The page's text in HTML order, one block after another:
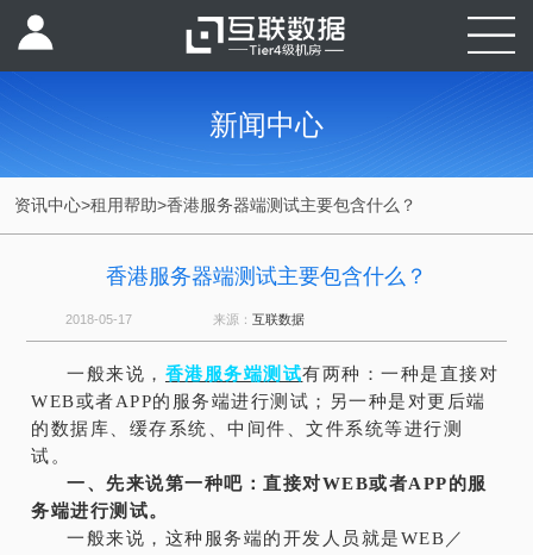
新闻中心
资讯中心>租用帮助>香港服务器端测试主要包含什么？
香港服务器端测试主要包含什么？
2018-05-17 来源： 互联数据
一般来说， 香港服务端测试有两种：一种是直接对
WEB或者APP的服务端进行测试；另一种是对更后端
的数据库、缓存系统、中间件、文件系统等进行测
试。
一、先来说第一种吧：直接对WEB或者APP的服
务端进行测试。
一般来说，这种服务端的开发人员就是WEB／